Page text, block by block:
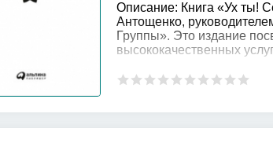
Описание: Книга «Ух ты!
Антощенко,
Группы». Это издание
высококачественных